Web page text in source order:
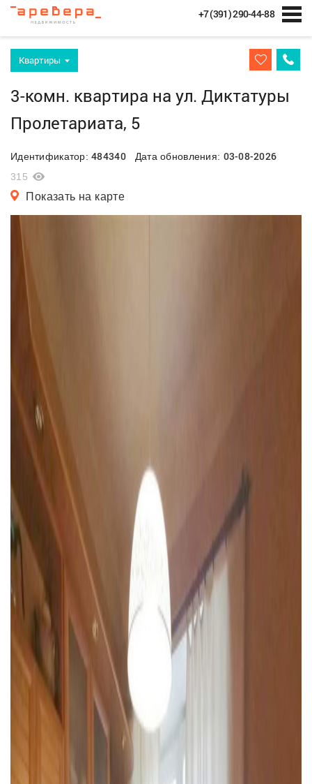
+7 (391) 290-44-88
Квартиры
3-комн. квартира на ул. Диктатуры
Пролетариата, 5
Идентификатор:484340Дата обновления: 03-08-2026
315
Показать на карте